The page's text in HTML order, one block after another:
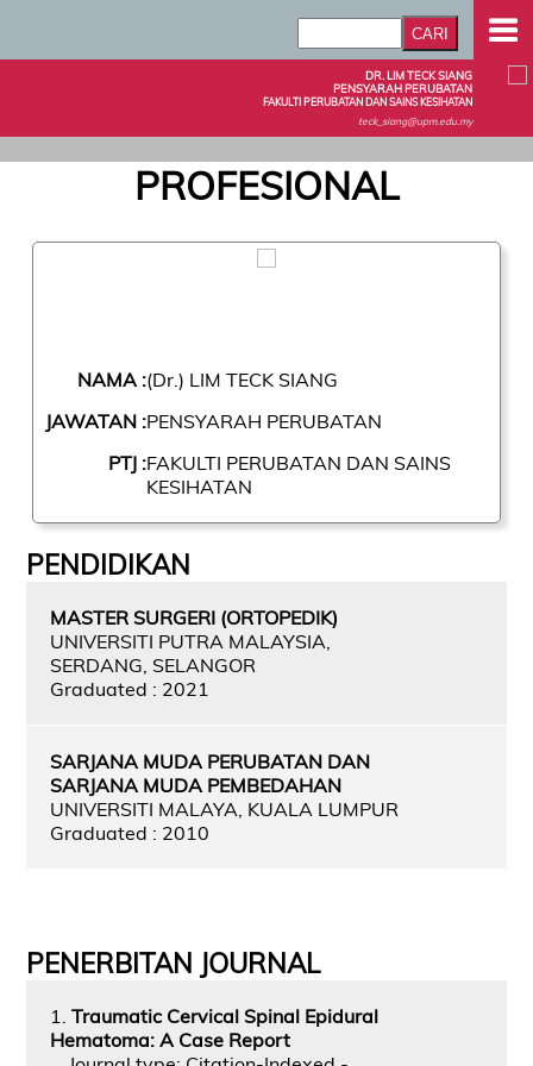
DR. LIM TECK SIANG
PENSYARAH PERUBATAN
FAKULTI PERUBATAN DAN SAINS KESIHATAN
teck_siang@upm.edu.my
PROFESIONAL
NAMA :(Dr.) LIM TECK SIANG
JAWATAN :PENSYARAH PERUBATAN
PTJ :FAKULTI PERUBATAN DAN SAINS
KESIHATAN
PENDIDIKAN
MASTER SURGERI (ORTOPEDIK)
UNIVERSITI PUTRA MALAYSIA,
SERDANG, SELANGOR
Graduated : 2021
SARJANA MUDA PERUBATAN DAN
SARJANA MUDA PEMBEDAHAN
UNIVERSITI MALAYA, KUALA LUMPUR
Graduated : 2010
PENERBITAN JOURNAL
1. Traumatic Cervical Spinal Epidural
Hematoma: A Case Report